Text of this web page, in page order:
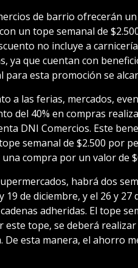
de barrio ofrecerán
un tope semanal de
no incluye a
ya que cuentan con
para esta promoción se
a las ferias, mercados,
del 40% en compras
DNI Comercios. Este
semanal de $2.500 por
compra por un valor de
habrá dos
19 de diciembre, y el 26 y
adheridas. El tope
este tope, se deberá
De esta manera, el ahorro